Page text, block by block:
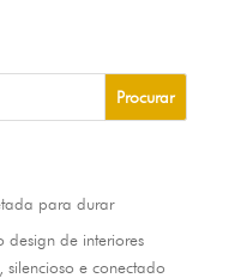
para durar
de interiores
silencioso e conectado